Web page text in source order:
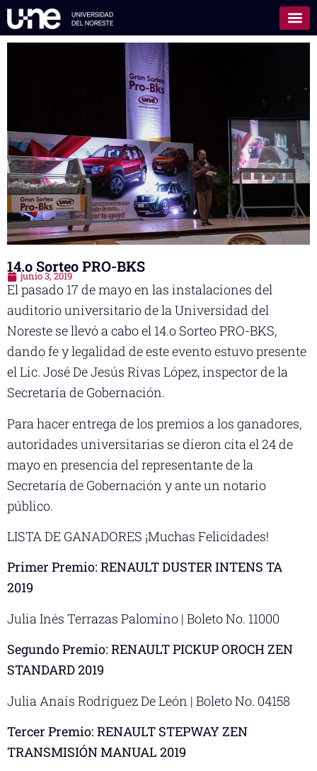
14.o Sorteo PRO-BKS
junio 3, 2019
El pasado 17 de mayo en las instalaciones del
auditorio universitario de la Universidad del
Noreste se llevó a cabo el 14.o Sorteo PRO-BKS,
dando fe y legalidad de este evento estuvo presente
el Lic. José De Jesús Rivas López, inspector de la
Secretaría de Gobernación.
Para hacer entrega de los premios a los ganadores,
autoridades universitarias se dieron cita el 24 de
mayo en presencia del representante de la
Secretaría de Gobernación y ante un notario
público.
LISTA DE GANADORES ¡Muchas Felicidades!
Primer Premio: RENAULT DUSTER INTENS TA
2019
Julia Inés Terrazas Palomino | Boleto No. 11000
Segundo Premio: RENAULT PICKUP OROCH ZEN
STANDARD 2019
Julia Anaís Rodríguez De León | Boleto No. 04158
Tercer Premio: RENAULT STEPWAY ZEN
TRANSMISIÓN MANUAL 2019